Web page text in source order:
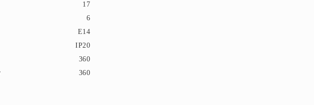
17
6
E14
IP20
360
360